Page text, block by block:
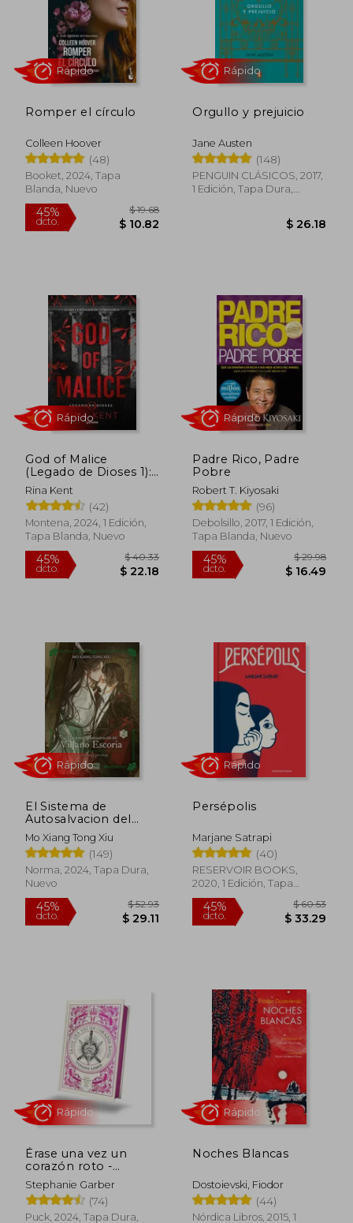
45%
dcto. $ 34.84
Rápido
9%
dcto.
Romper el círculo
Colleen Hoover
(48)
Booket, 2024, Tapa
Blanda, Nuevo
45%
dcto.
Rápido
Orgullo y prejuicio
Jane Austen
(148)
PENGUIN CLÁSICOS, 2017,
1 Edición, Tapa Dura,
Rápido
God of Malice
(Legado de Dioses 1):
Un Dark Romance
Universitario
Rina Kent
(42)
Montena, 2024, 1 Edición,
Tapa Blanda, Nuevo
45%
dcto. $ 22.18
Padre Rico, Padre
Pobre
Robert T. Kiyosaki
(96)
Debolsillo, 2017, 1 Edición,
Tapa Blanda, Nuevo
45%
dcto.
El Sistema de
Autosalvacion del
Villano Escoria 2. Ed.
Especial
Mo Xiang Tong Xiu
(149)
Norma, 2024, Tapa Dura,
Nuevo
Persépolis
Marjane Satrapi
(40)
RESERVOIR BOOKS,
2020, 1 Edición, Tapa
Blanda, Nuevo
Érase una vez un
corazón roto -
Edición Limitada
(Once upon a Broken
Heart, 1)
Stephanie Garber
(74)
Puck, 2024, Tapa Dura,
Noches Blancas
Dostoievski, Fiodor
(44)
Nórdica Libros, 2015, 1